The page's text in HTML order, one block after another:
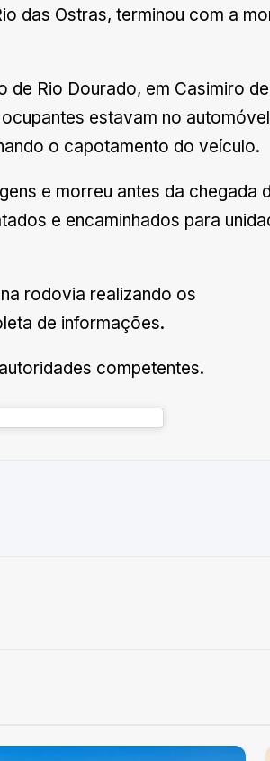
das Ostras, terminou com a
Rio Dourado, em Casimiro de
estavam no automóvel
o capotamento do veículo.
e morreu antes da chegada
e encaminhados para
rodovia realizando os
de informações.
competentes.